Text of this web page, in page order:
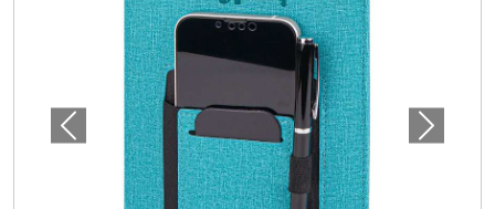
Önceki Sonraki